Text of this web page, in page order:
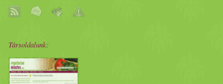
Társoldalunk: